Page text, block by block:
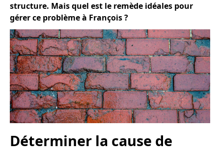
structure. Mais quel est le remède idéales pour
gérer ce problème à François ?
Déterminer la cause de